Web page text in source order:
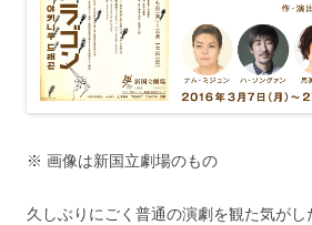
※ 画像は新国立劇場のもの
久しぶりにごく普通の演劇を観た気が